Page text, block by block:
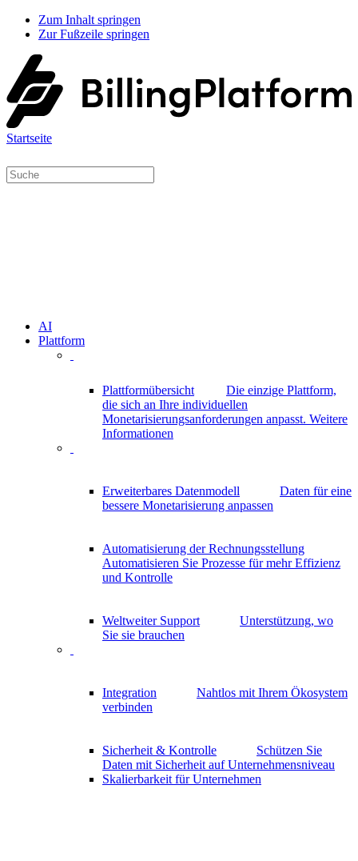
Zum Inhalt springen
Zur Fußzeile springen
Startseite
AI
Plattform
Plattformübersicht
Die einzige Plattform,
die sich an Ihre individuellen
Monetarisierungsanforderungen anpasst. Weitere
Informationen
Erweiterbares Datenmodell
Daten für eine
bessere Monetarisierung anpassen
Automatisierung der Rechnungsstellung
Automatisieren Sie Prozesse für mehr Effizienz
und Kontrolle
Weltweiter Support
Unterstützung, wo
Sie sie brauchen
Integration
Nahtlos mit Ihrem Ökosystem
verbinden
Sicherheit & Kontrolle
Schützen Sie
Daten mit Sicherheit auf Unternehmensniveau
Skalierbarkeit für Unternehmen